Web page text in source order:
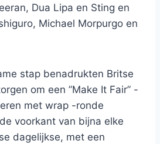
Dua Lipa en Sting en
Michael Morpurgo en
stap benadrukten Britse
om een ​​”Make It Fair” -
met wrap -ronde
voorkant van bijna elke
dagelijkse, met een